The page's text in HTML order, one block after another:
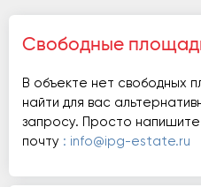
Свободные
В объекте нет свободных
найти для вас
запросу. Просто
почту : info@ipg-estate.ru